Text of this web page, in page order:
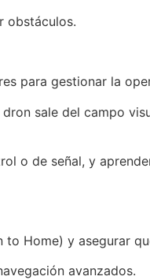
obstáculos.
para gestionar la
sale del campo
o de señal, y
Home) y asegurar
avanzados.